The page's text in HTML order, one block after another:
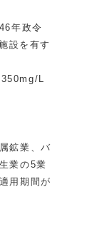
年政令
設を有す
L
鉱業、バ
業の5業
用期間が